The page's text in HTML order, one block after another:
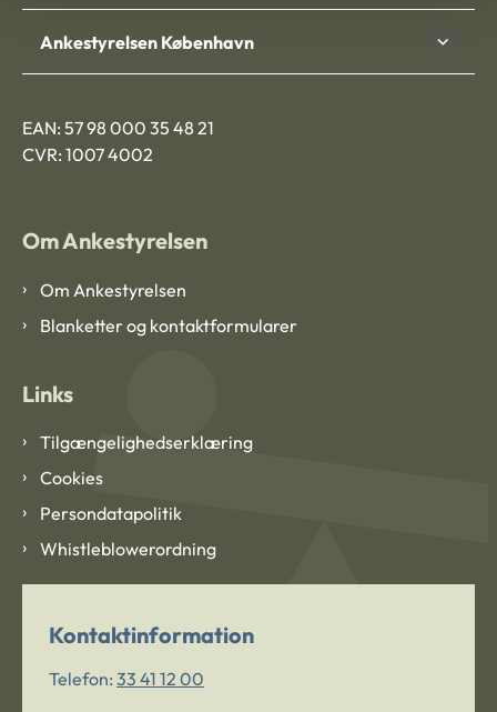
Ankestyrelsen København
EAN: 57 98 000 35 48 21
CVR: 1007 4002
Om Ankestyrelsen
Om Ankestyrelsen
Blanketter og kontaktformularer
Links
Tilgængelighedserklæring
Cookies
Persondatapolitik
Whistleblowerordning
Kontaktinformation
Telefon: 33 41 12 00